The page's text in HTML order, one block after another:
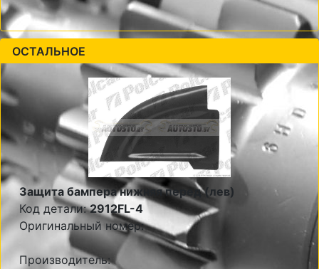
ОСТАЛЬНОЕ
Защита бампера нижняя перед (лев)
Код детали:2912FL-4
Оригинальный номер:
Производитель: